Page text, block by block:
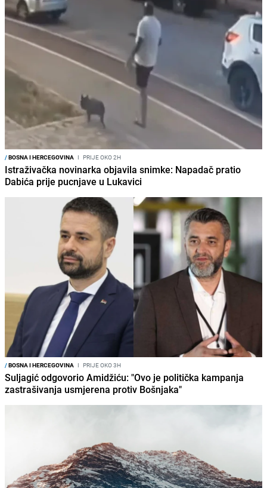
/BOSNA I HERCEGOVINA I PRIJE OKO 2H
Istraživačka novinarka objavila snimke: Napadač pratio
Dabića prije pucnjave u Lukavici
/BOSNA I HERCEGOVINA I PRIJE OKO 3H
Suljagić odgovorio Amidžiću: "Ovo je politička kampanja
zastrašivanja usmjerena protiv Bošnjaka"